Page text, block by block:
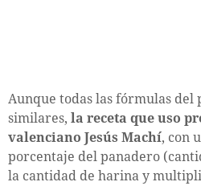
Aunque todas las fórmulas del
similares, la receta que uso
valenciano Jesús Machí, con
porcentaje del panadero
la cantidad de harina y